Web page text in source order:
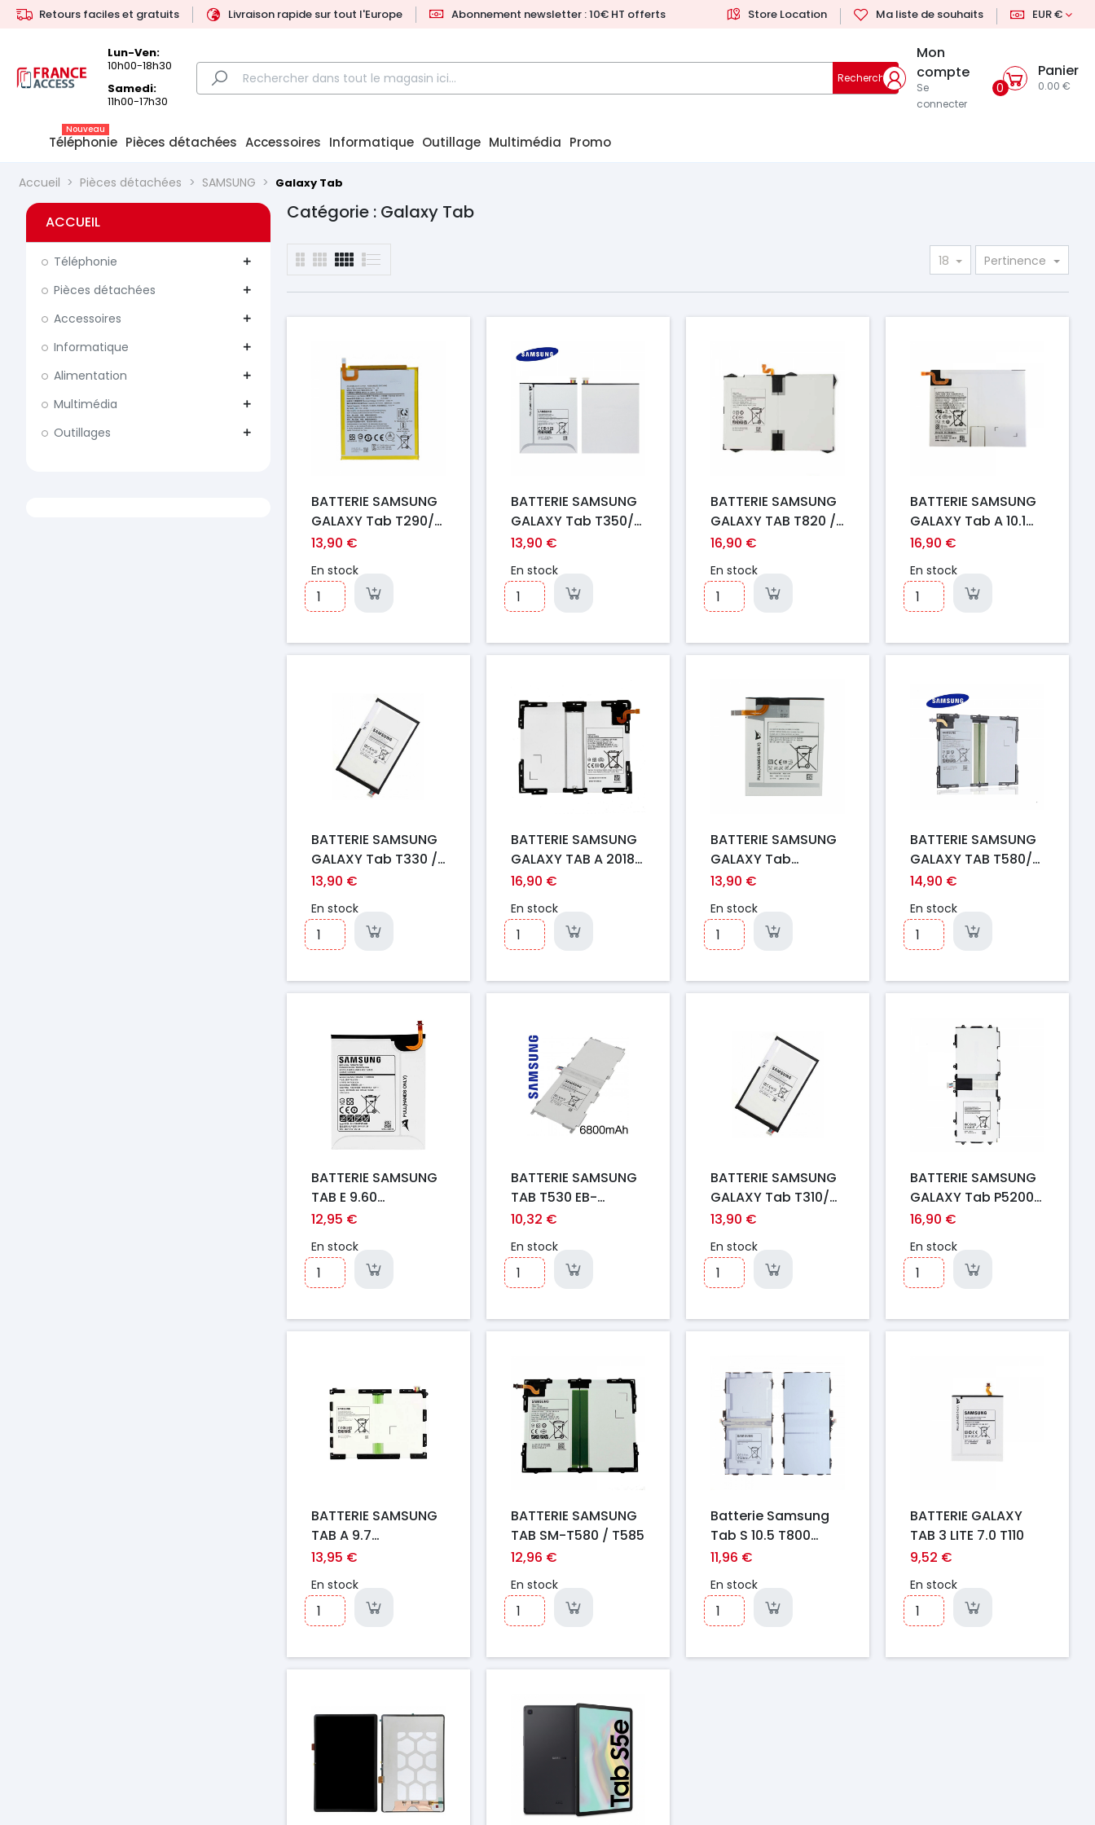
Retours faciles et gratuits Livraison rapide sur tout l'Europe Abonnement newsletter : 10€ HT offerts Store Location Ma liste de souhaits EUR €
Lun-Ven:
10h00-18h30
Samedi:
11h00-17h30
Rechercher
Mon
compte
Se
connecter
0
Panier
0.00 €
Téléphonie
Nouveau
Pièces détachées Accessoires Informatique Outillage Multimédia Promo
Accueil Pièces détachées SAMSUNG Galaxy Tab
ACCUEIL
Téléphonie add
Pièces détachées add
Accessoires add
Informatique add
Alimentation add
Multimédia add
Outillages add
Catégorie : Galaxy Tab
18 Pertinence
BATTERIE SAMSUNG
GALAXY Tab T290/
T295
13,90 €
En stock
Prix
BATTERIE SAMSUNG
GALAXY Tab T350/
T355 /T350
13,90 €
En stock
BATTERIE SAMSUNG
GALAXY TAB T820 /
T825
16,90 €
En stock
BATTERIE SAMSUNG
GALAXY Tab A 10.1
(2019) T510/ T515
16,90 €
En stock
BATTERIE SAMSUNG
GALAXY Tab T330 /
T331 / T335
13,90 €
En stock
BATTERIE SAMSUNG
GALAXY TAB A 2018
10.5" T590/ T595
16,90 €
En stock
BATTERIE SAMSUNG
GALAXY Tab
T230/T231/T235
13,90 €
En stock
Prix
BATTERIE SAMSUNG
GALAXY TAB T580/
T585
14,90 €
En stock
Prix
BATTERIE SAMSUNG
TAB E 9.60
T560/T561 EB-
12,95 €
En stock
Prix
BATTERIE SAMSUNG
TAB T530 EB-
BT530FBU
10,32 €
En stock
BATTERIE SAMSUNG
GALAXY Tab T310/
T311 / T315
13,90 €
En stock
BATTERIE SAMSUNG
GALAXY Tab P5200 /
P5210 / P5220
16,90 €
En stock
BATTERIE SAMSUNG
TAB A 9.7
T550/T555 EB-
13,95 €
En stock
BATTERIE SAMSUNG
TAB SM-T580 / T585
12,96 €
En stock
Prix
Batterie Samsung
Tab S 10.5 T800
Origine EB-
11,96 €
En stock
BATTERIE GALAXY
TAB 3 LITE 7.0 T110
9,52 €
En stock
Prix